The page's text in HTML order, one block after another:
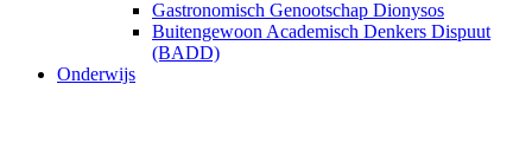
Gastronomisch Genootschap Dionysos
Buitengewoon Academisch Denkers Dispuut
(BADD)
Onderwijs